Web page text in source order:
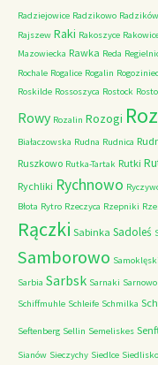
Radziejowice Radzikowo Radzików
Rajszew Raki Rakoszyce
Mazowiecka Rawka Reda
Rochale Rogalice Rogalin Rogoziniec
Roskilde Rossoszyca Rostock
Rowy Rozalin Rozogi
Białaczowska Rudna Rudnica
Ruszkowo Rutka-Tartak Rutki
Rychliki Rychnowo
Błota Rytro Rzeczyca Rzepniki
Rączki Sabinka Sadoleś
Samborowo Samoklęski
Sarbia Sarbsk Sarnaki Sarnowo
Schiffmuhle Schleife Schmilka
Seftenberg Sellin Semeliskes
Sianów Sieczychy Siedlce Siedlisko